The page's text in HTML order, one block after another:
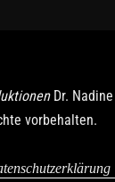
Dr.
vorbehalten.